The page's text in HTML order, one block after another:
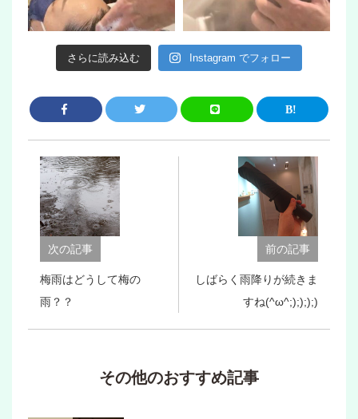
さらに読み込む Instagram でフォロー
次の記事
梅雨はどうして梅の
雨？？
前の記事
しばらく雨降りが続きま
すね(^ω^;);););)
その他のおすすめ記事